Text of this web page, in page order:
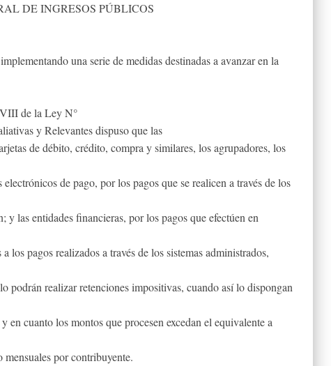
DE INGRESOS PÚBLICOS
una serie de medidas destinadas a avanzar en la
de la Ley N°
y Relevantes dispuso que las
de débito, crédito, compra y similares, los agrupadores, los
electrónicos de pago, por los pagos que se realicen a través de los
y las entidades financieras, por los pagos que efectúen en
los pagos realizados a través de los sistemas administrados,
podrán realizar retenciones impositivas, cuando así lo dispongan
en cuanto los montos que procesen excedan el equivalente a
por contribuyente.